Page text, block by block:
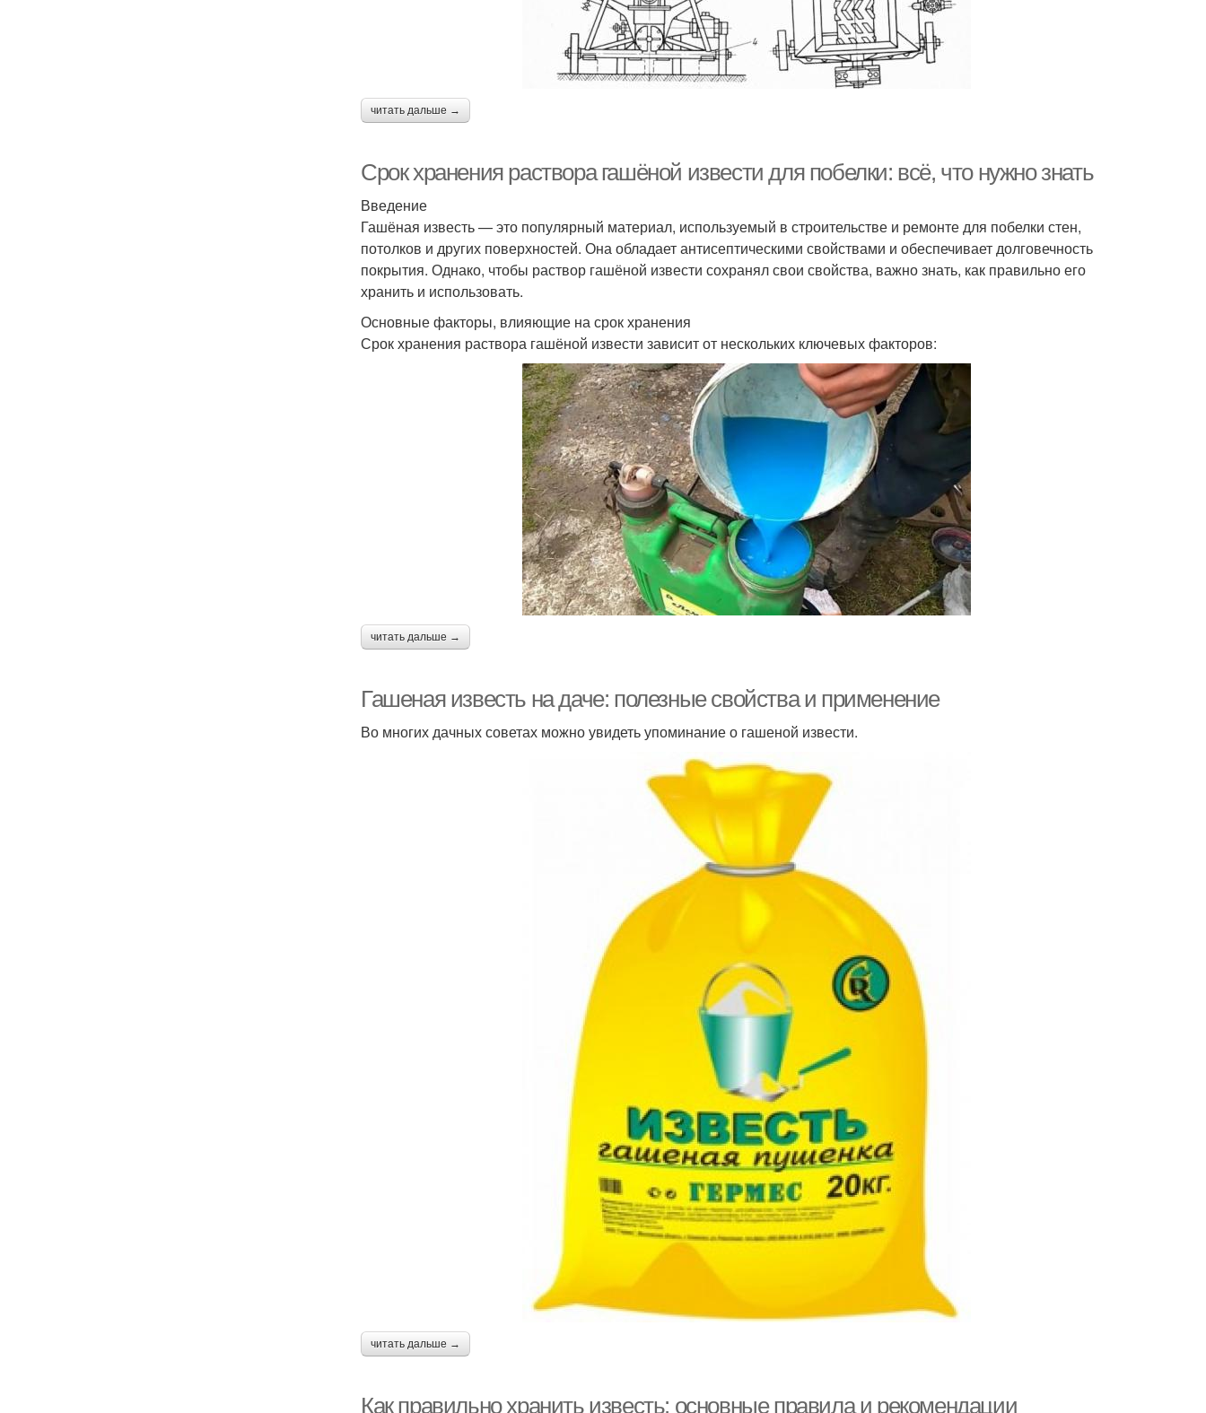
читать дальше →
Срок хранения раствора гашёной извести для побелки: всё, что нужно знать
Введение
Гашёная известь — это популярный материал, используемый в строительстве и ремонте для побелки стен,
потолков и других поверхностей. Она обладает антисептическими свойствами и обеспечивает долговечность
покрытия. Однако, чтобы раствор гашёной извести сохранял свои свойства, важно знать, как правильно его
хранить и использовать.
Основные факторы, влияющие на срок хранения
Срок хранения раствора гашёной извести зависит от нескольких ключевых факторов:
читать дальше →
Гашеная известь на даче: полезные свойства и применение
Во многих дачных советах можно увидеть упоминание о гашеной извести.
читать дальше →
Как правильно хранить известь: основные правила и рекомендации